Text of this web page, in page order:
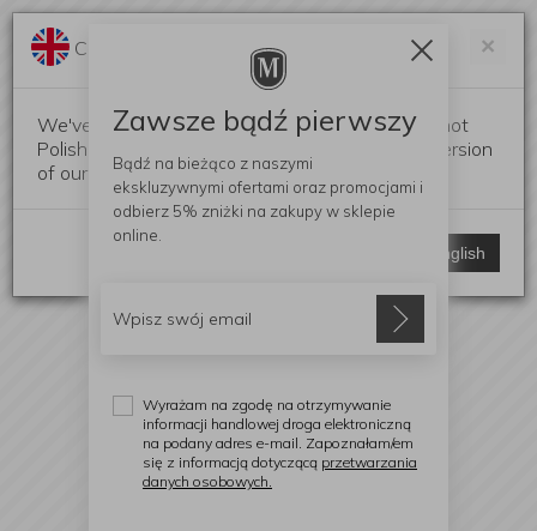
×
Change language?
We've detected that your browser language is not
Polish. Would you like to switch to the English version
of our website?
Switch to English
Zawsze bądź pierwszy
Bądź na bieżąco z naszymi
ekskluzywnymi ofertami oraz promocjami i
odbierz 5% zniżki na zakupy w sklepie
online.
Wyrażam na zgodę na otrzymywanie
informacji handlowej droga elektroniczną
na podany adres e-mail. Zapoznałam/em
się z informacją dotyczącą przetwarzania
danych osobowych.